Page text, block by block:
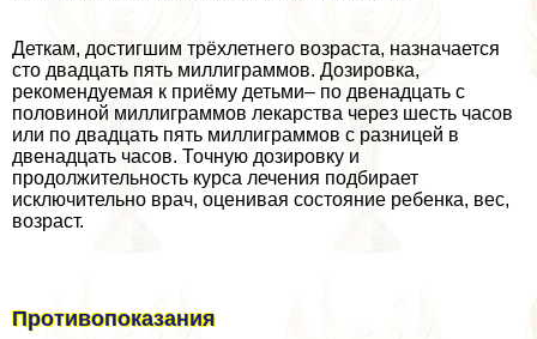
Деткам, достигшим трёхлетнего возраста, назначается
сто двадцать пять миллиграммов. Дозировка,
рекомендуемая к приёму детьми– по двенадцать с
половиной миллиграммов лекарства через шесть часов
или по двадцать пять миллиграммов с разницей в
двенадцать часов. Точную дозировку и
продолжительность курса лечения подбирает
исключительно врач, оценивая состояние ребенка, вес,
возраст.
Противопоказания